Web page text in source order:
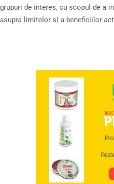
grupuri de interes, cu scopul de a
asupra limitelor si a beneficiilor